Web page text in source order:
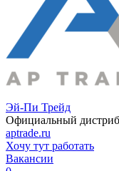
Эй-Пи Трейд
Официальный
aptrade.ru
Хочу тут работать
Вакансии